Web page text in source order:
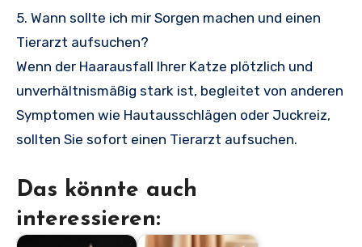
5. Wann sollte ich mir Sorgen machen und einen
Tierarzt aufsuchen?
Wenn der Haarausfall Ihrer Katze plötzlich und
unverhältnismäßig stark ist, begleitet von anderen
Symptomen wie Hautausschlägen oder Juckreiz,
sollten Sie sofort einen Tierarzt aufsuchen.
Das könnte auch
interessieren: